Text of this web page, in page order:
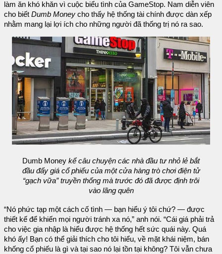
làm ăn khó khăn vì cuộc biểu tình của GameStop. Nam diễn viên
cho biết Dumb Money cho thấy hệ thống tài chính được dàn xếp
nhằm mang lại lợi ích cho những người đã thống trị nó ra sao.
Dumb Money kể câu chuyện các nhà đầu tư nhỏ lẻ bắt
đầu đẩy giá cổ phiếu của một cửa hàng trò chơi điện tử
“gạch vữa” truyền thống mà trước đó đã được định trôi
vào lãng quên
“Nó phức tạp một cách cố tình — bạn hiểu ý tôi chứ? — được
thiết kế để khiến mọi người tránh xa nó,” anh nói. “Cái giá phải trả
cho việc gia nhập là hiểu được hệ thống hết sức quái này. Quá
khó ấy! Bạn có thể giải thích cho tôi hiểu, về mặt khái niệm, bán
khống cổ phiếu là gì và tại sao nó lại tồn tại không? Tôi vẫn chưa